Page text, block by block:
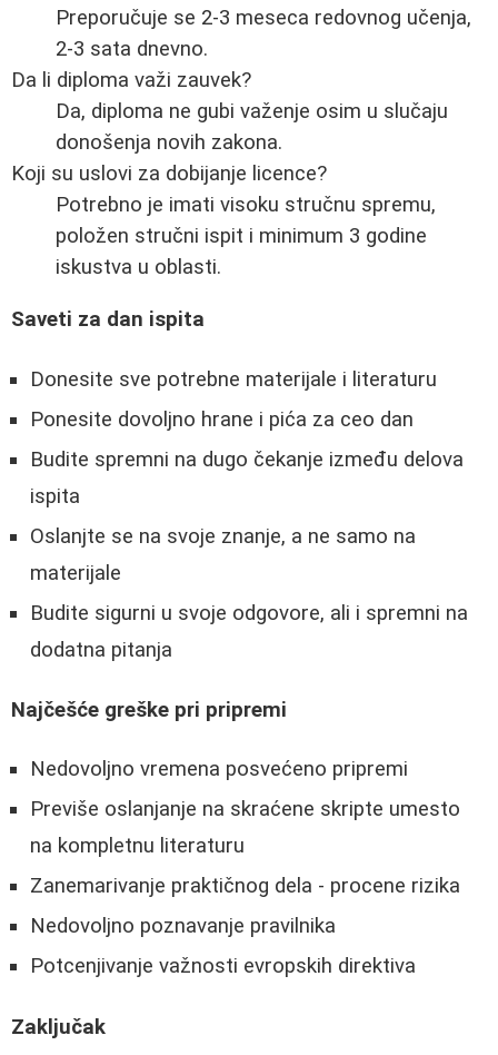
Preporučuje se 2-3 meseca redovnog učenja,
2-3 sata dnevno.
Da li diploma važi zauvek?
Da, diploma ne gubi važenje osim u slučaju
donošenja novih zakona.
Koji su uslovi za dobijanje licence?
Potrebno je imati visoku stručnu spremu,
položen stručni ispit i minimum 3 godine
iskustva u oblasti.
Saveti za dan ispita
Donesite sve potrebne materijale i literaturu
Ponesite dovoljno hrane i pića za ceo dan
Budite spremni na dugo čekanje između delova
ispita
Oslanjte se na svoje znanje, a ne samo na
materijale
Budite sigurni u svoje odgovore, ali i spremni na
dodatna pitanja
Najčešće greške pri pripremi
Nedovoljno vremena posvećeno pripremi
Previše oslanjanje na skraćene skripte umesto
na kompletnu literaturu
Zanemarivanje praktičnog dela - procene rizika
Nedovoljno poznavanje pravilnika
Potcenjivanje važnosti evropskih direktiva
Zaključak